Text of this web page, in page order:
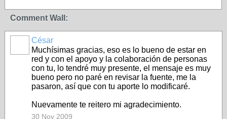
Comment Wall:
César
Muchísimas gracias, eso es lo bueno de estar en
red y con el apoyo y la colaboración de personas
con tu, lo tendré muy presente, el mensaje es muy
bueno pero no paré en revisar la fuente, me la
pasaron, así que con tu aporte lo modificaré.
Nuevamente te reitero mi agradecimiento.
30 Nov 2009